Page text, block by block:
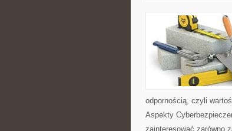
odpornością, czyli
Aspekty
zainteresować zarówno